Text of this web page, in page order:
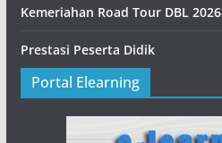
Kemeriahan Road Tour DBL 2026
Prestasi Peserta Didik
Portal Elearning